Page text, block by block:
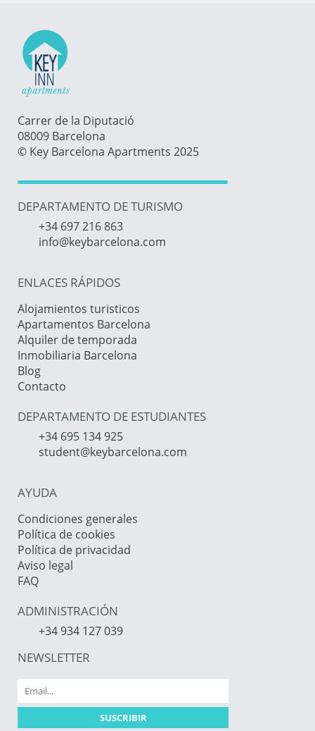
Carrer de la Diputació
08009 Barcelona
© Key Barcelona Apartments 2025
DEPARTAMENTO DE TURISMO
+34 697 216 863
info@keybarcelona.com
ENLACES RÁPIDOS
Alojamientos turisticos
Apartamentos Barcelona
Alquiler de temporada
Inmobiliaria Barcelona
Blog
Contacto
DEPARTAMENTO DE ESTUDIANTES
+34 695 134 925
student@keybarcelona.com
AYUDA
Condiciones generales
Política de cookies
Política de privacidad
Aviso legal
FAQ
ADMINISTRACIÓN
+34 934 127 039
NEWSLETTER